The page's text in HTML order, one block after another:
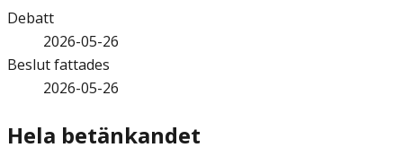
Debatt
2026-05-26
Beslut fattades
2026-05-26
Hela betänkandet